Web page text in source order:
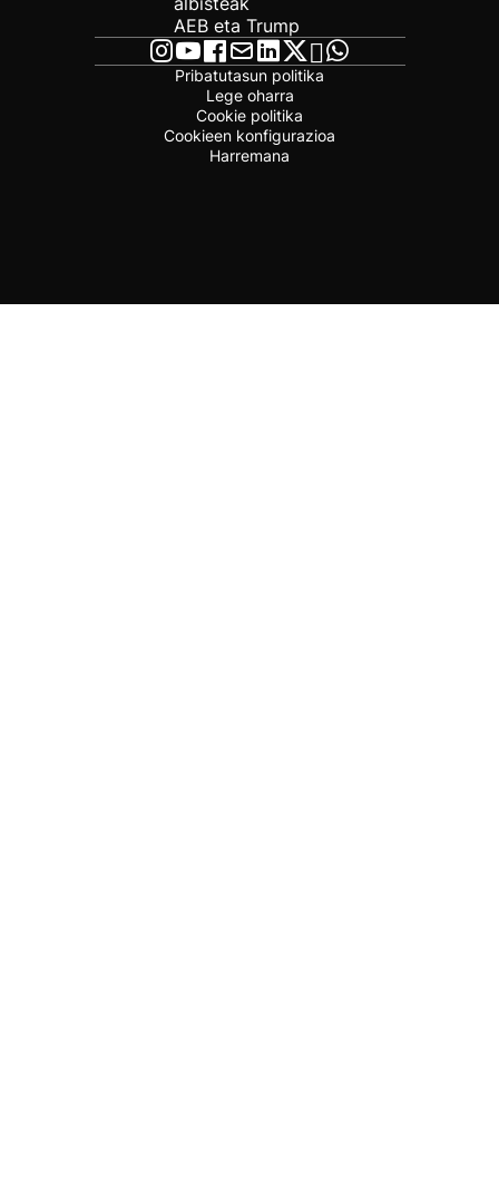
AEB eta Trump
Pribatutasun politika
Lege oharra
Cookie politika
Cookieen konfigurazioa
Harremana